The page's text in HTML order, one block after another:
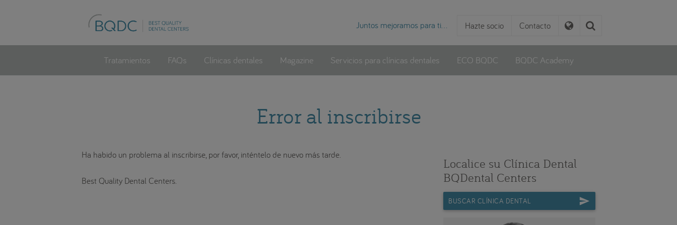
Juntos mejoramos para ti... Hazte socio Contacto
Tratamientos FAQs Clínicas dentales Magazine Servicios para clínicas dentales ECO BQDC BQDC Academy
Error al inscribirse
Ha habido un problema al inscribirse, por favor, inténtelo de nuevo más tarde.
Best Quality Dental Centers.
Localice su Clínica Dental
BQDental Centers
BUSCAR CLÍNICA DENTAL